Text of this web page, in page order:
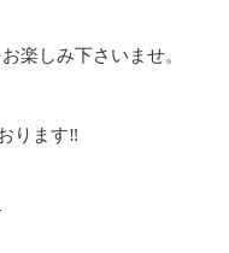
楽しみ下さいませ。
ります‼️